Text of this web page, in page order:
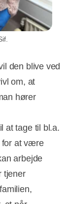
den blive ved
om, at
hører
at tage til bl.a.
for at være
arbejde
tjener